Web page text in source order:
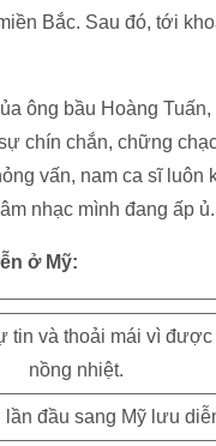
Bắc. Sau đó, tới
ông bầu Hoàng
chín chắn, chững
vấn, nam ca sĩ luôn
nhạc mình đang ấp ủ.
ở Mỹ:
tin và thoải mái vì
nồng nhiệt.